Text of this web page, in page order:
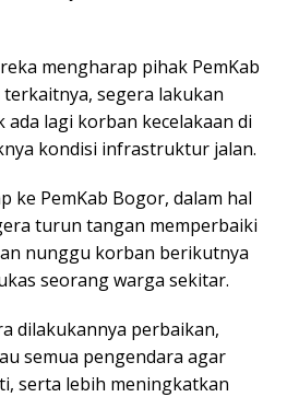
mengharap pihak PemKab
segera lakukan
lagi korban kecelakaan di
kondisi infrastruktur jalan.
ke PemKab Bogor, dalam hal
turun tangan memperbaiki
nunggu korban berikutnya
seorang warga sekitar.
dilakukannya perbaikan,
semua pengendara agar
serta lebih meningkatkan